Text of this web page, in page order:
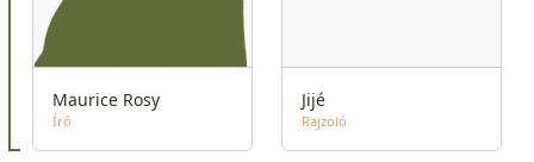
Maurice Rosy
Író
Jijé
Rajzoló